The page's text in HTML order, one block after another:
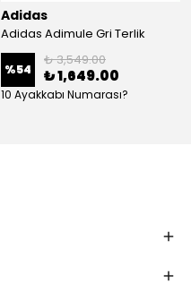
Adidas
Adidas Adimule Gri Terlik
%54
₺ 3,549.00
₺ 1,649.00
10 Ayakkabı Numarası?